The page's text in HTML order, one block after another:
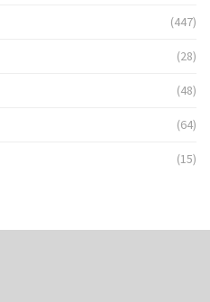
(447)
(28)
(48)
(64)
(15)